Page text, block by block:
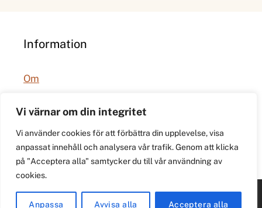
Vi värnar om din integritet
Vi använder cookies för att förbättra din upplevelse, visa
anpassat innehåll och analysera vår trafik. Genom att klicka
på "Acceptera alla" samtycker du till vår användning av
cookies.
Anpassa Avvisa alla Acceptera alla
Information
Om